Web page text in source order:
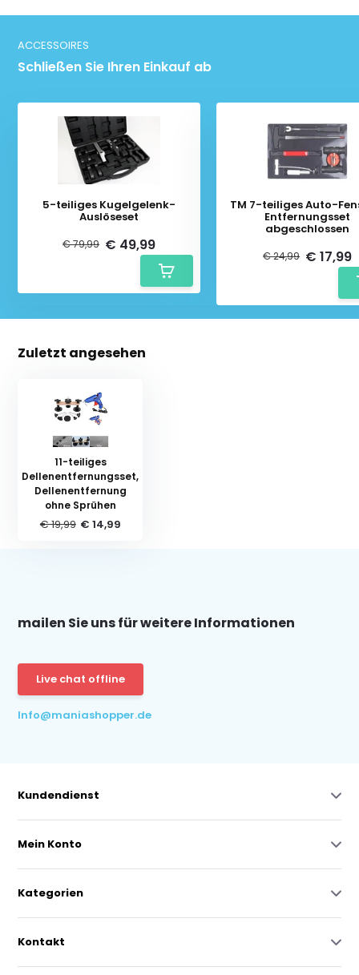
ACCESSOIRES
Schließen Sie Ihren Einkauf ab
5-teiliges Kugelgelenk-
Auslöseset
€ 79,99 € 49,99
TM 7-teiliges Auto-
Entfernungsset
abgeschlossen
€ 24,99 € 17,99
Zuletzt angesehen
11-teiliges
Dellenentfernungsset,
Dellenentfernung
ohne Sprühen
€ 19,99 € 14,99
mailen Sie uns für weitere Informationen
Live chat offline
Info@maniashopper.de
Kundendienst
Mein Konto
Kategorien
Kontakt